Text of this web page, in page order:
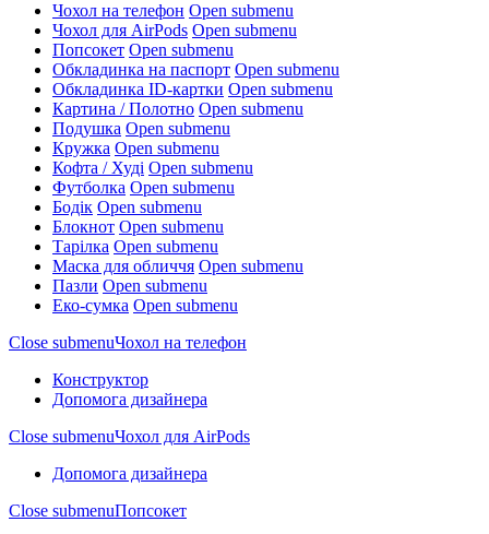
Чохол на телефон Open submenu
Чохол для AirPods Open submenu
Попсокет Open submenu
Обкладинка на паспорт Open submenu
Обкладинка ID-картки Open submenu
Картина / Полотно Open submenu
Подушка Open submenu
Кружка Open submenu
Кофта / Худі Open submenu
Футболка Open submenu
Бодік Open submenu
Блокнот Open submenu
Тарілка Open submenu
Маска для обличчя Open submenu
Пазли Open submenu
Еко-сумка Open submenu
Close submenuЧохол на телефон
Конструктор
Допомога дизайнера
Close submenuЧохол для AirPods
Допомога дизайнера
Close submenuПопсокет